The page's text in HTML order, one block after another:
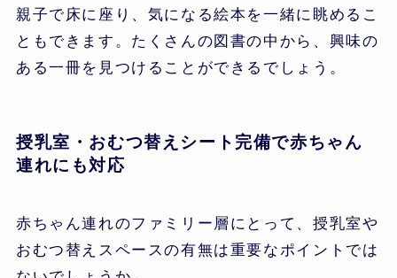
親子で床に座り、気になる絵本を一緒に眺めるこ
ともできます。たくさんの図書の中から、興味の
ある一冊を見つけることができるでしょう。
授乳室・おむつ替えシート完備で赤ちゃん
連れにも対応
赤ちゃん連れのファミリー層にとって、授乳室や
おむつ替えスペースの有無は重要なポイントでは